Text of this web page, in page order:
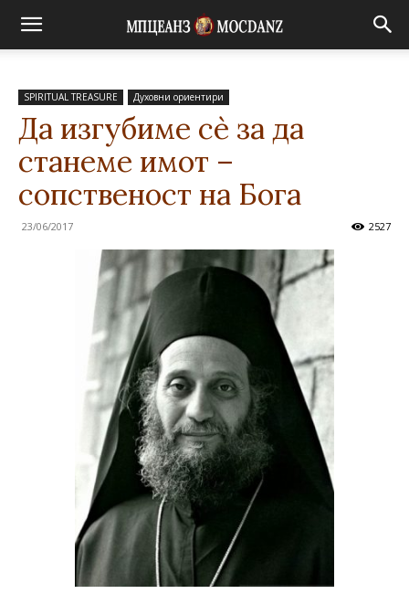
SPIRITUAL TREASURE Духовни ориентири
Да изгубиме сѐ за да
станеме имот –
сопственост на Бога
23/06/2017 2527